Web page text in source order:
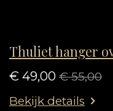
Thuliet hanger
€ 49,00 € 55,00
Bekijk details